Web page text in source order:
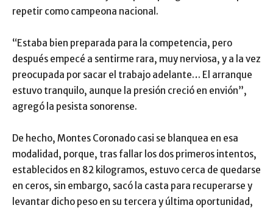
repetir como campeona nacional.
“Estaba bien preparada para la competencia, pero
después empecé a sentirme rara, muy nerviosa, y a la vez
preocupada por sacar el trabajo adelante… El arranque
estuvo tranquilo, aunque la presión creció en envión”,
agregó la pesista sonorense.
De hecho, Montes Coronado casi se blanquea en esa
modalidad, porque, tras fallar los dos primeros intentos,
establecidos en 82 kilogramos, estuvo cerca de quedarse
en ceros, sin embargo, sacó la casta para recuperarse y
levantar dicho peso en su tercera y última oportunidad,